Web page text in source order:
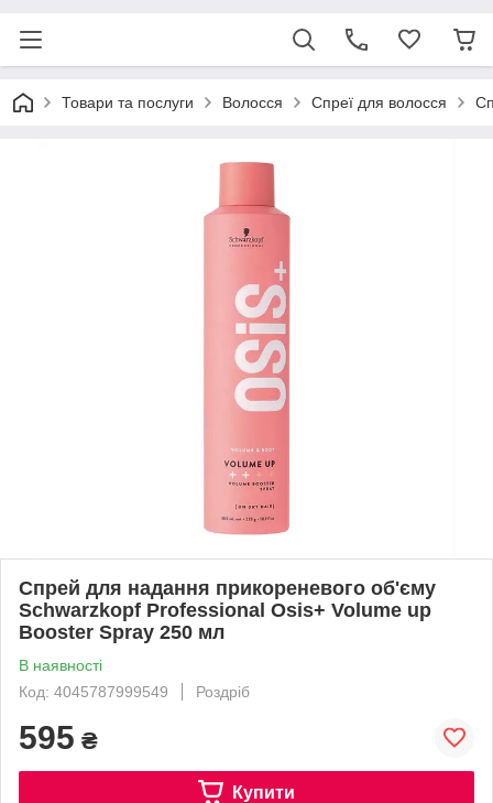
Товари та послуги Волосся Спреї для волосся
Спрей для надання прикореневого об'єму
Schwarzkopf Professional Osis+ Volume up
Booster Spray 250 мл
В наявності
Код: 4045787999549
Роздріб
595 ₴
Купити